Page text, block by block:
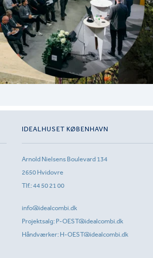
IDEALHUSET KØBENHAVN
Arnold Nielsens Boulevard 134
2650 Hvidovre
Tlf.:44 50 21 00
info@idealcombi.dk
Projektsalg: P-OEST@idealcombi.dk
Håndværker: H-OEST@idealcombi.dk